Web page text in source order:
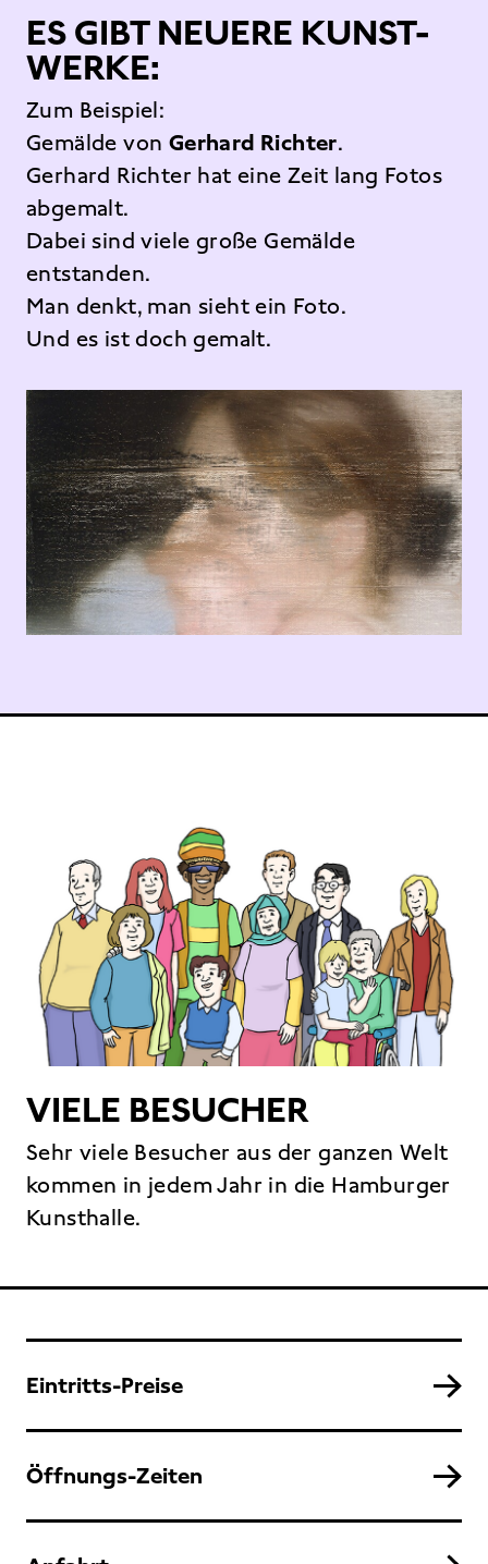
ES GIBT NEUERE KUNST-
WERKE:
Zum Beispiel:
Gemälde von Gerhard Richter.
Gerhard Richter hat eine Zeit lang Fotos
abgemalt.
Dabei sind viele große Gemälde
entstanden.
Man denkt, man sieht ein Foto.
Und es ist doch gemalt.
VIELE BESUCHER
Sehr viele Besucher aus der ganzen Welt
kommen in jedem Jahr in die Hamburger
Kunsthalle.
Eintritts-Preise
Öffnungs-Zeiten